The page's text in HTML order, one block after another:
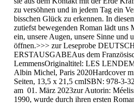
zu versöhnen und in jedem Tag ein
bisschen Glück zu erkennen. In
zutiefst bewegenden Roman lädt uns
ein, unsere Augen, unsere Sinne und
öffnen.>>> zur Leseprobe
ERSTAUSGABEAus dem
LemmensOriginaltitel: LES
Albin Michel, Paris 2020Hardcover
Seiten, 13,5 x 21,5 cmISBN: 978-3-
am 01. März 2023zur Autorin:
1990, wurde durch ihren ersten